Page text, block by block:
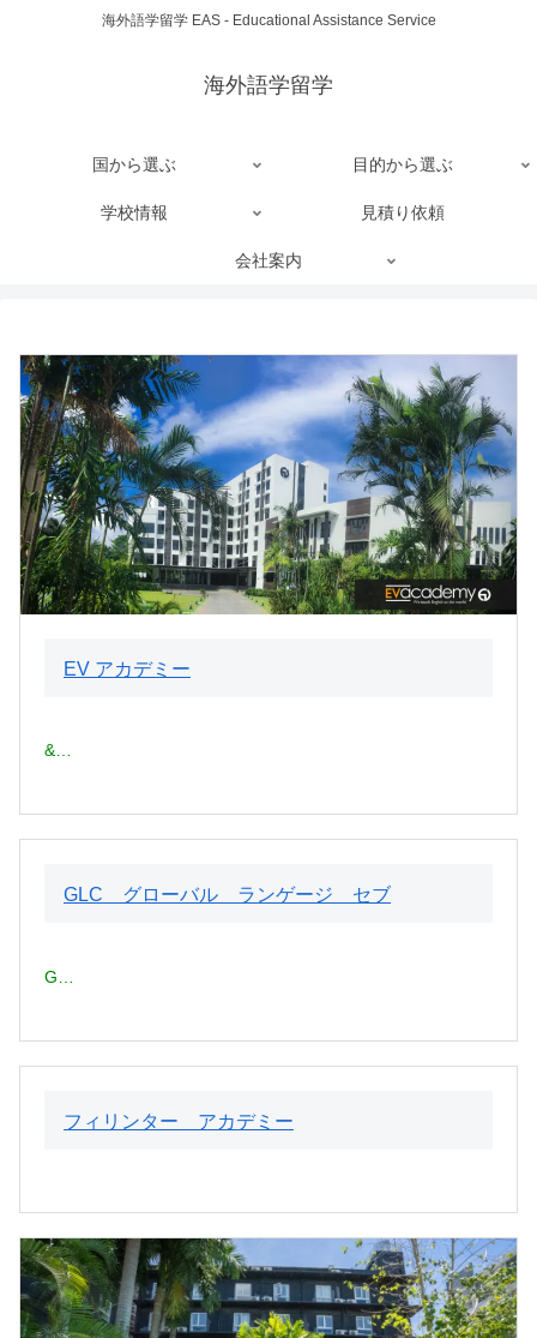
海外語学留学 EAS - Educational Assistance Service
海外語学留学
国から選ぶ 目的から選ぶ
学校情報 見積り依頼
会社案内
EV アカデミー
&…
GLC グローバル ランゲージ セブ
G…
フィリンター アカデミー